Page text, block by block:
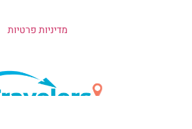
מדיניות פרטיות